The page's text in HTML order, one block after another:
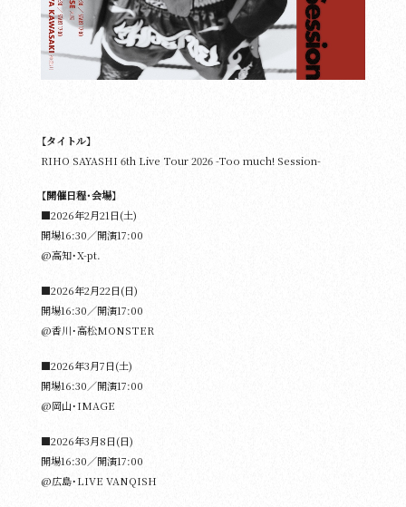
【タイトル】
RIHO SAYASHI 6th Live Tour 2026 -Too much! Session-
【開催日程・会場】
■2026年2⽉21⽇(土)
開場16:30／開演17:00
@高知・X-pt.
■2026年2⽉22⽇(日)
開場16:30／開演17:00
@香川・⾼松MONSTER
■2026年3⽉7⽇(土)
開場16:30／開演17:00
@岡山・IMAGE
■2026年3⽉8⽇(日)
開場16:30／開演17:00
@広島・LIVE VANQISH